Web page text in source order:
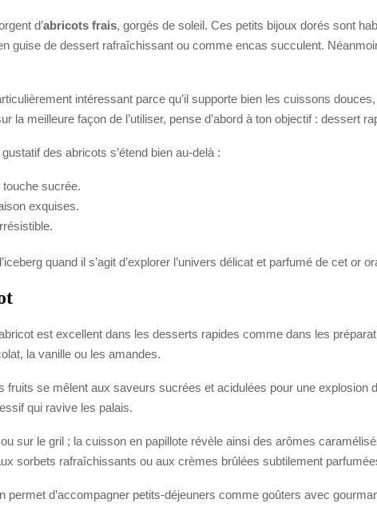
d’abricots frais, gorgés de soleil. Ces petits bijoux dorés sont
guise de dessert rafraîchissant ou comme encas succulent.
intéressant parce qu’il supporte bien les cuissons
la meilleure façon de l’utiliser, pense d’abord à ton objectif : dessert
des abricots s’étend bien au-delà :
touche sucrée.
exquises.
quand il s’agit d’explorer l’univers délicat et parfumé de cet or
est excellent dans les desserts rapides comme dans les
la vanille ou les amandes.
se mêlent aux saveurs sucrées et acidulées pour une explosion
qui ravive les palais.
sur le gril ; la cuisson en papillote révèle ainsi des arômes
sorbets rafraîchissants ou aux crèmes brûlées subtilement
permet d’accompagner petits-déjeuners comme goûters avec